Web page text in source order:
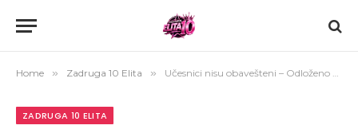
Home » Zadruga 10 Elita » Učesnici nisu obavešteni – Odloženo veliko finale “Elite 9”, evo kog datuma će se održati
ZADRUGA 10 ELITA